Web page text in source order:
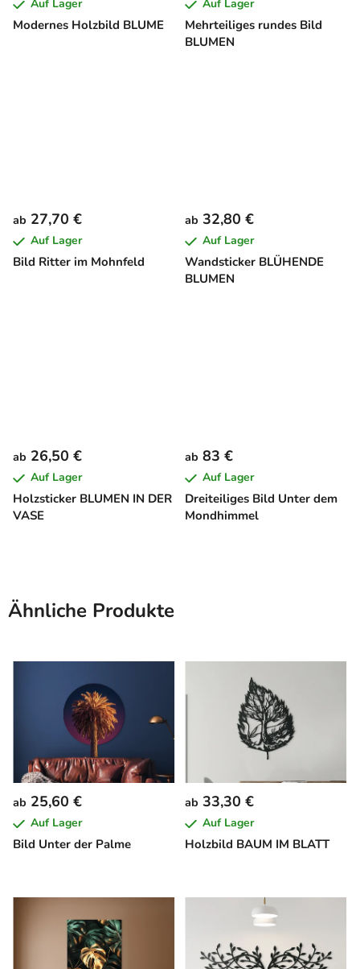
Modernes Holzbild BLUME
Auf Lager
Mehrteiliges rundes Bild
BLUMEN
Auf Lager
Bild Ritter im Mohnfeld
ab 27,70 €
Auf Lager
Wandsticker BLÜHENDE
BLUMEN
ab 32,80 €
Auf Lager
Holzsticker BLUMEN IN DER
VASE
ab 26,50 €
Auf Lager
Dreiteiliges Bild Unter dem
Mondhimmel
ab 83 €
Auf Lager
Ähnliche Produkte
Bild Unter der Palme
ab 25,60 €
Auf Lager
Holzbild BAUM IM BLATT
ab 33,30 €
Auf Lager